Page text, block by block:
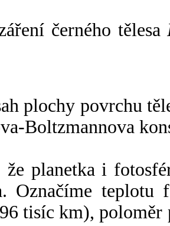
černého tělesa
plochy povrchu
Boltzmannova
že planetka i
Označíme
tisíc km),